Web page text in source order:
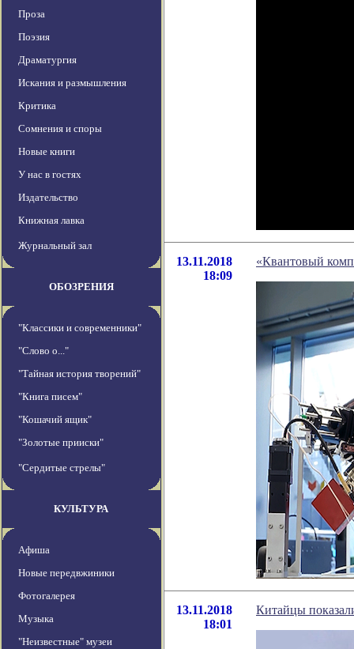
Проза
Поэзия
Драматургия
Искания и размышления
Критика
Сомнения и споры
Новые книги
У нас в гостях
Издательство
Книжная лавка
Журнальный зал
ОБОЗРЕНИЯ
"Классики и современники"
"Слово о..."
"Тайная история творений"
"Книга писем"
"Кошачий ящик"
"Золотые прииски"
"Сердитые стрелы"
КУЛЬТУРА
Афиша
Новые передвжиники
Фотогалерея
Музыка
"Неизвестные" музеи
13.11.2018
18:09
«Квантовый
13.11.2018
18:01
Китайцы